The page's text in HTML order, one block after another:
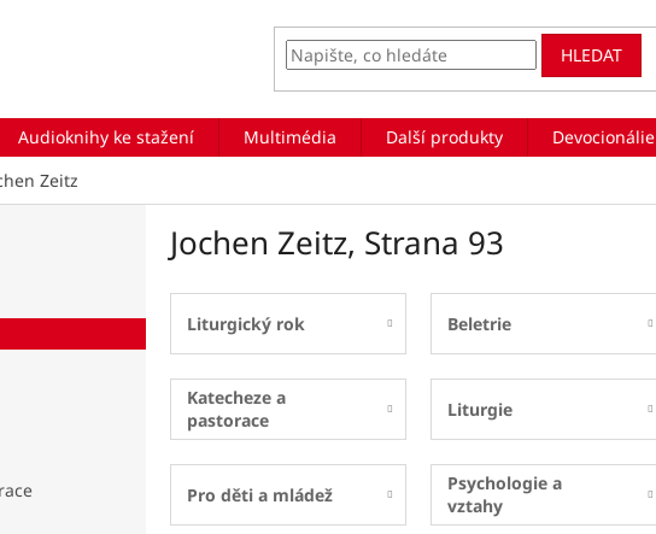
HLEDAT
Audioknihy ke stažení Multimédia Další produkty Devocionálie
Zeitz
Jochen Zeitz, Strana 93
Liturgický rok Beletrie
Katecheze a
pastorace
Liturgie
Pro děti a mládež
Psychologie a
vztahy